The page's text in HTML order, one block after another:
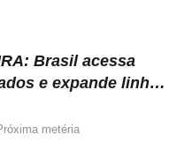
Brasil acessa
e expande linha
no exterior.
metéria